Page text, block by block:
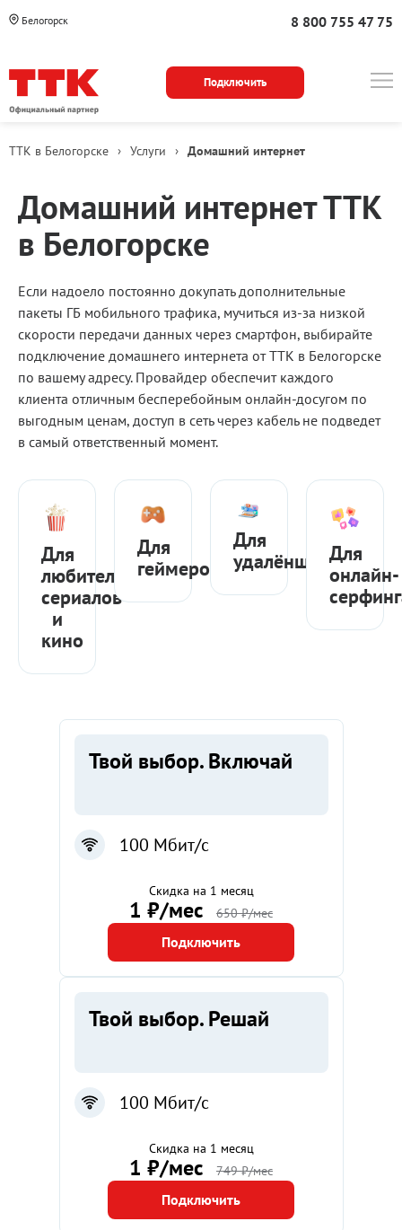
Белогорск 8 800 755 47 75
Подключить
ТТК в Белогорске › Услуги › Домашний интернет
Домашний интернет ТТК
в Белогорске
Если надоело постоянно докупать дополнительные
пакеты ГБ мобильного трафика, мучиться из-за низкой
скорости передачи данных через смартфон, выбирайте
подключение домашнего интернета от ТТК в Белогорске
по вашему адресу. Провайдер обеспечит каждого
клиента отличным бесперебойным онлайн-досугом по
выгодным ценам, доступ в сеть через кабель не подведет
в самый ответственный момент.
кого
Для
любителей
сериалов
и
кино
Для
геймеров
Для
удалёнщиков
Для
онлайн-
Для
кого
Тарифы
Твой выбор. Включай
100 Мбит/с
Скидка на 1 месяц
1 ₽/мес 650 ₽/мес
Подключить
Твой выбор. Решай
100 Мбит/с
Скидка на 1 месяц
1 ₽/мес 749 ₽/мес
Подключить